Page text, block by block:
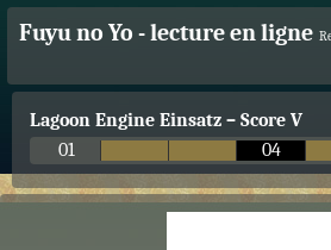
Fuyu no Yo - lecture en ligne
Lagoon Engine Einsatz – Score V
01
04